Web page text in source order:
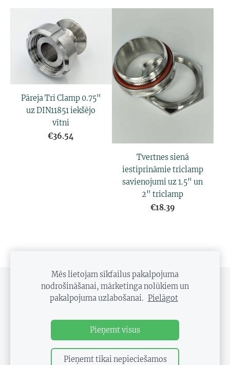
Pāreja Tri Clamp 0.75"
uz DIN11851 iekšējo
vītni
€36.54
Tvertnes sienā
iestiprināmie triclamp
savienojumi uz 1.5" un
2" triclamp
€18.39
PRIVĀTUMA POLITIKA
DISTANCES LĪGUMS
Mēs lietojam sīkfailus pakalpojuma
nodrošināšanai, mārketinga nolūkiem un
pakalpojuma uzlabošanai. Pielāgot
Pieņemt visus
Pieņemt tikai nepieciešamos